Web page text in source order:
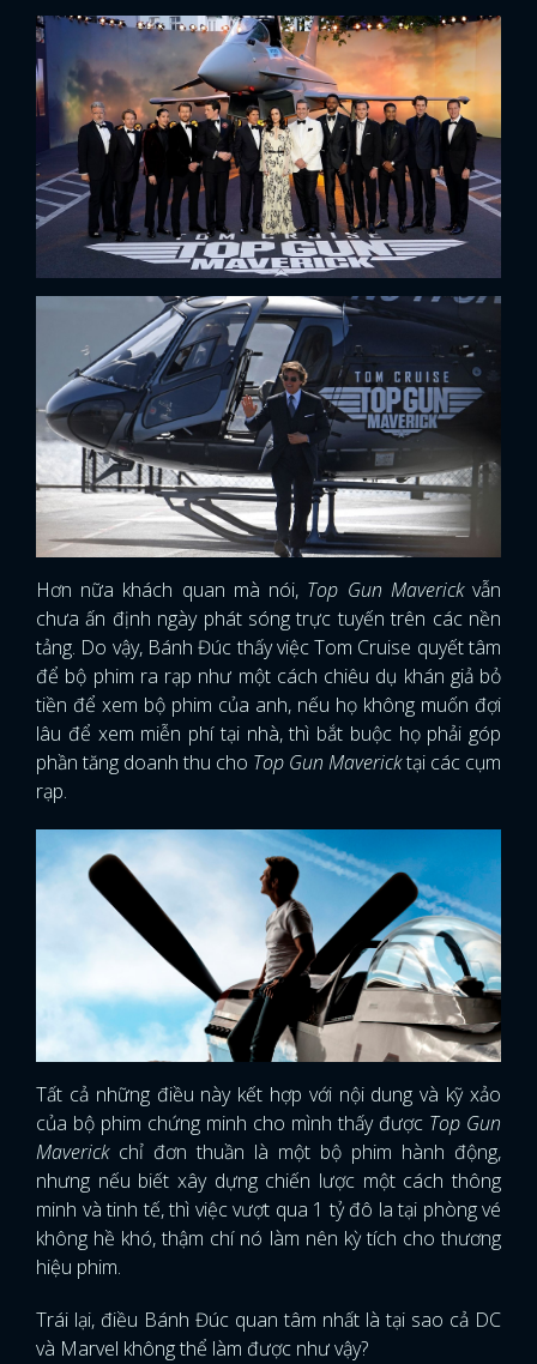
Hơn nữa khách quan mà nói, Top Gun Maverickvẫn
chưa ấn định ngày phát sóng trực tuyến trên các nền
tảng. Do vậy, Bánh Đúc thấy việc Tom Cruise quyết tâm
để bộ phim ra rạp như một cách chiêu dụ khán giả bỏ
tiền để xem bộ phim của anh, nếu họ không muốn đợi
lâu để xem miễn phí tại nhà, thì bắt buộc họ phải góp
phần tăng doanh thu cho Top Gun Mavericktại các cụm
rạp.
Tất cả những điều này kết hợp với nội dung và kỹ xảo
của bộ phim chứng minh cho mình thấy được Top Gun
Maverick chỉ đơn thuần là một bộ phim hành động,
nhưng nếu biết xây dựng chiến lược một cách thông
minh và tinh tế, thì việc vượt qua 1 tỷ đô la tại phòng vé
không hề khó, thậm chí nó làm nên kỳ tích cho thương
hiệu phim.
Trái lại, điều Bánh Đúc quan tâm nhất là tại sao cả DC
và Marvel không thể làm được như vậy?